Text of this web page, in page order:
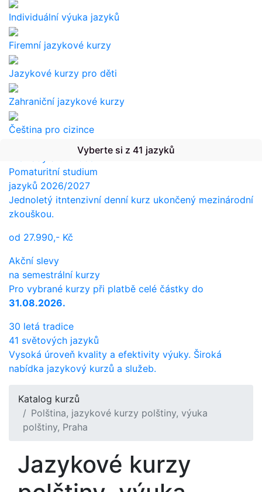
Individuální výuka jazyků
Firemní jazykové kurzy
Jazykové kurzy pro děti
Zahraniční jazykové kurzy
Čeština pro cizince
Překlady a tlumočení
Vyberte si z 41 jazyků
Pomaturitní studium
jazyků 2026/2027
Jednoletý itntenzivní denní kurz ukončený mezinárodní
zkouškou.
od 27.990,- Kč
Akční slevy
na semestrální kurzy
Pro vybrané kurzy při platbě celé částky do
31.08.2026.
30 letá tradice
41 světových jazyků
Vysoká úroveň kvality a efektivity výuky. Široká
nabídka jazykový kurzů a služeb.
Katalog kurzů
Polština, jazykové kurzy polštiny, výuka
polštiny, Praha
Jazykové kurzy